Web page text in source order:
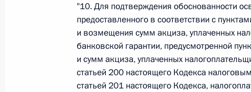
Федеральный закон от 26.07.2026 г.
недвижимости»
"10. Для подтверждения обоснованности
предоставленного в соответствии с
и возмещения сумм акциза, уплаченных
банковской гарантии, предусмотренной
и сумм акциза, уплаченных
статьей 200 настоящего Кодекса
статьей 201 настоящего Кодекса,